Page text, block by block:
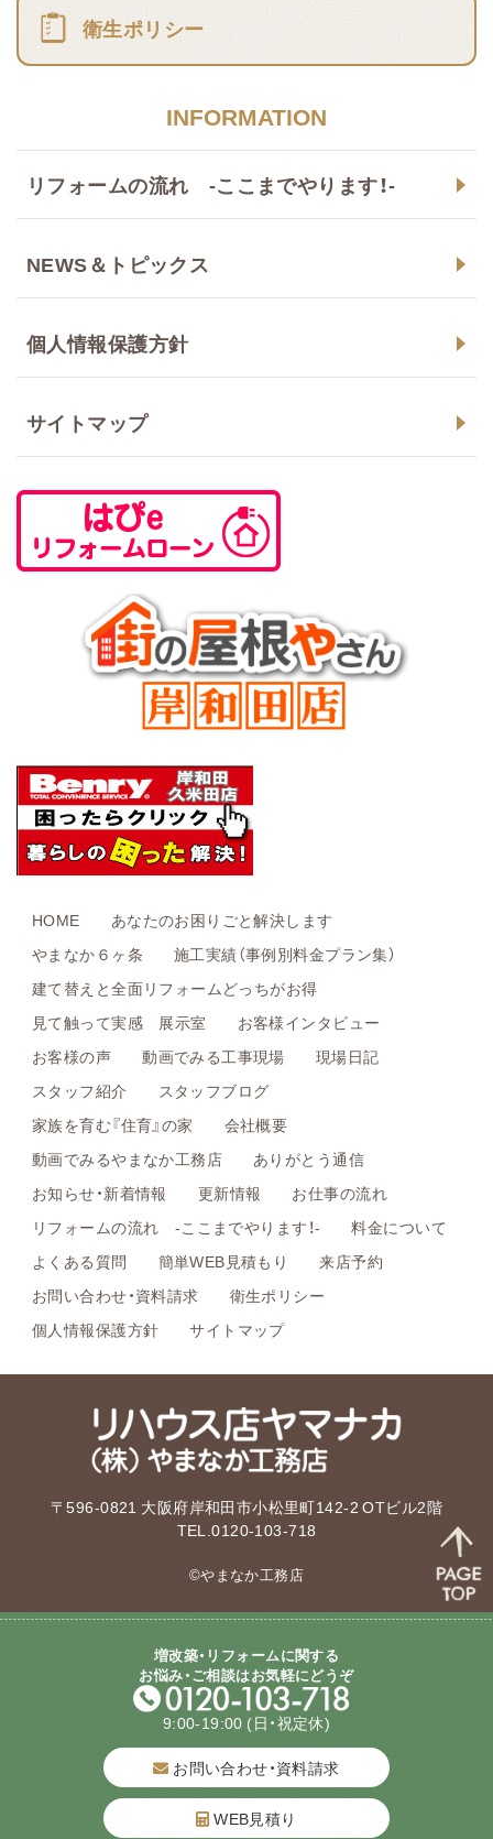
衛生ポリシー
INFORMATION
リフォームの流れ -ここまでやります！-
NEWS＆トピックス
個人情報保護方針
サイトマップ
HOME
あなたのお困りごと解決します
やまなか６ヶ条
施工実績（事例別料金プラン集）
建て替えと全面リフォームどっちがお得
見て触って実感 展示室
お客様インタビュー
お客様の声
動画でみる工事現場
現場日記
スタッフ紹介
スタッフブログ
家族を育む『住育』の家
会社概要
動画でみるやまなか工務店
ありがとう通信
お知らせ・新着情報
更新情報
お仕事の流れ
リフォームの流れ -ここまでやります！-
料金について
よくある質問
簡単WEB見積もり
来店予約
お問い合わせ・資料請求
衛生ポリシー
個人情報保護方針
サイトマップ
〒596-0821 大阪府岸和田市小松里町142-2 OTビル2階
TEL.0120-103-718
©やまなか工務店
増改築・リフォームに関する
お悩み・ご相談はお気軽にどうぞ
9:00-19:00 (日・祝定休)
お問い合わせ・資料請求
WEB見積り